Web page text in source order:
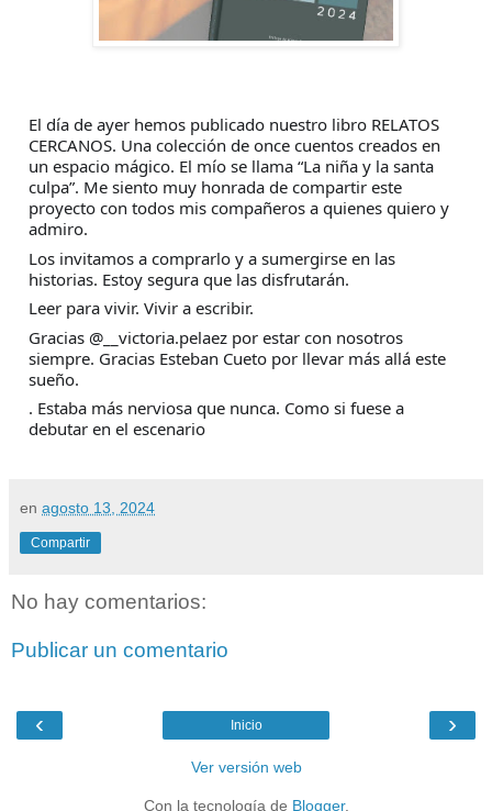
El día de ayer hemos publicado nuestro libro RELATOS
CERCANOS. Una colección de once cuentos creados en
un espacio mágico. El mío se llama “La niña y la santa
culpa”. Me siento muy honrada de compartir este
proyecto con todos mis compañeros a quienes quiero y
admiro.
Los invitamos a comprarlo y a sumergirse en las
historias. Estoy segura que las disfrutarán.
Leer para vivir. Vivir a escribir.
Gracias @__victoria.pelaez por estar con nosotros
siempre. Gracias Esteban Cueto por llevar más allá este
sueño.
. Estaba más nerviosa que nunca. Como si fuese a
debutar en el escenario
en agosto 13, 2024
Compartir
No hay comentarios:
Publicar un comentario
‹ ›
Inicio
Ver versión web
Con la tecnología de Blogger.